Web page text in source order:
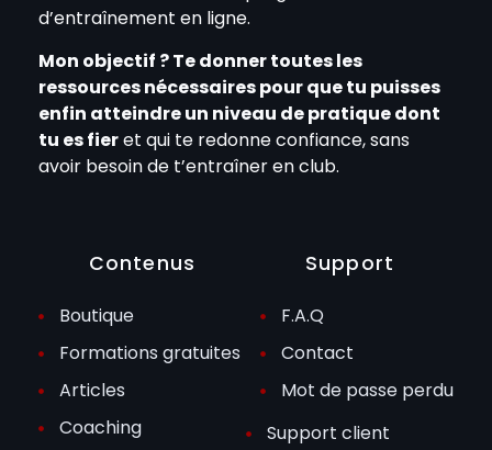
d’entraînement en ligne.
Mon objectif ? Te donner toutes les
ressources nécessaires pour que tu puisses
enfin atteindre un niveau de pratique dont
tu es fieret qui te redonne confiance, sans
avoir besoin de t’entraîner en club.
Contenus
Boutique
Formations gratuites
Articles
Coaching
Support
F.A.Q
Contact
Mot de passe perdu
Support client